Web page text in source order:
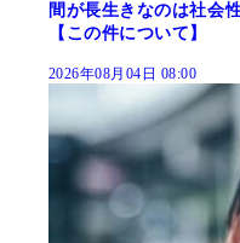
間が長生きなのは社会
【この件について】
2026年08月04日 08:00